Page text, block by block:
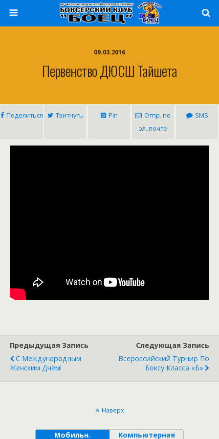
09.03.2016
Первенство ДЮСШ Тайшета
Поделиться Твитнуть Pin
Отпр. по
эл. почте
SMS
Предыдущая Запись
С Международным
Женским Днём!
Следующая Запись
Всероссийский Турнир По
Боксу Класса «Б»
Наверх
Мобильн. Компьютерная